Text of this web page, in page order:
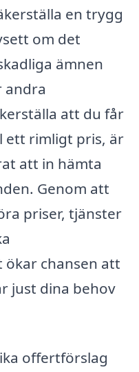
en trygg
om det
ämnen
andra
att du får
ett rimligt pris, är
att in hämta
Genom att
priser, tjänster
chansen att
just dina behov
offertförslag